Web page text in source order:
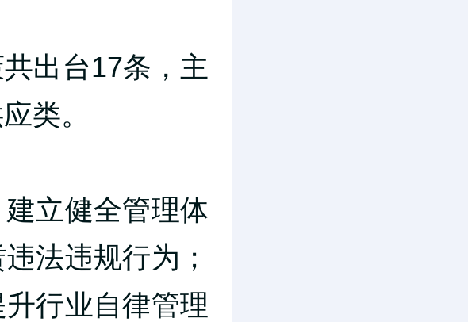
出台17条，主
类。
立健全管理体
法违规行为；
行业自律管理